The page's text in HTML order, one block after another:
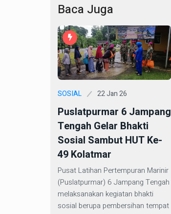
Baca Juga
SOSIAL 22 Jan 26
Puslatpurmar 6 Jampang
Tengah Gelar Bhakti
Sosial Sambut HUT Ke-
49 Kolatmar
Pusat Latihan Pertempuran Marinir
(Puslatpurmar) 6 Jampang Tengah
melaksanakan kegiatan bhakti
sosial berupa pembersihan tempat